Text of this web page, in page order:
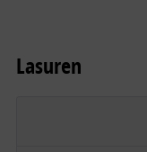
Lasuren